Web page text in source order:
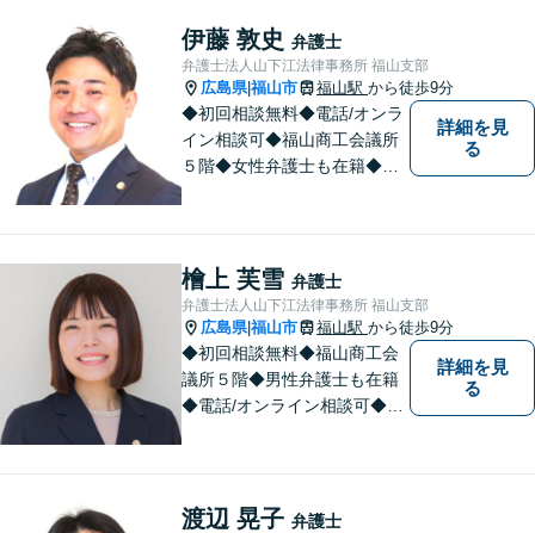
い！
伊藤 敦史 弁護士
弁護士法人山下江法律事務所 福山支部
広島県|福山市 福山駅 から徒歩9分
◆初回相談無料◆電話/オンラ
イン相談可◆福山商工会議所
５階◆女性弁護士も在籍◆刑
いことも安心してご相談くだ
さい。あなたの気持ちに寄り
添い、丁寧にお応えします。
詳細を見
る
檜上 芙雪 弁護士
弁護士法人山下江法律事務所 福山支部
広島県|福山市 福山駅 から徒歩9分
◆初回相談無料◆福山商工会
議所５階◆男性弁護士も在籍
◆電話/オンライン相談可◆離
話しにくいことも安心してご
詳細を見
る
渡辺 晃子 弁護士